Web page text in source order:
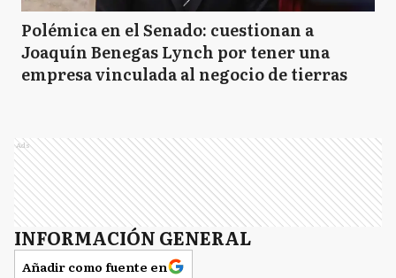
Polémica en el Senado: cuestionan a
Joaquín Benegas Lynch por tener una
empresa vinculada al negocio de tierras
Ads
INFORMACIÓN GENERAL
Añadir como fuente en